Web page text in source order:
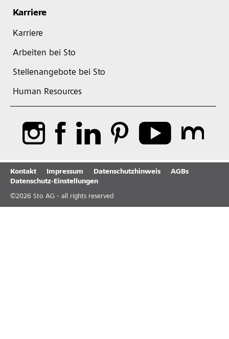
Karriere
Karriere
Arbeiten bei Sto
Stellenangebote bei Sto
Human Resources
Kontakt Impressum Datenschutzhinweis
AGBs
Datenschutz-Einstellungen
©2026 Sto AG - all rights reserved